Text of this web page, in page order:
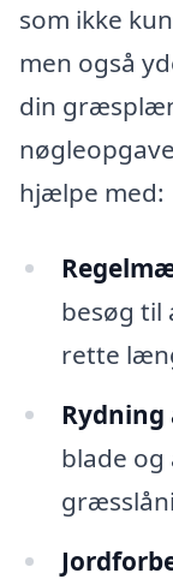
som ikke
men også
din
hjælpe med:
besøg til
rette
blade